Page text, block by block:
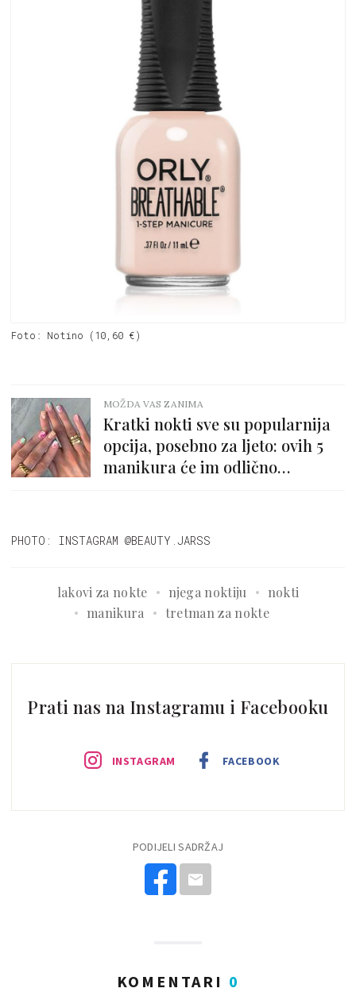
Foto: Notino (10,60 €)
MOŽDA VAS ZANIMA
Kratki nokti sve su popularnija
opcija, posebno za ljeto: ovih 5
manikura će im odlično
PHOTO: INSTAGRAM @BEAUTY.JARSS
lakovi za nokte njega noktiju
nokti
manikura
tretman za nokte
Prati nas na Instagramu i Facebooku
INSTAGRAM FACEBOOK
PODIJELI SADRŽAJ
KOMENTARI 0